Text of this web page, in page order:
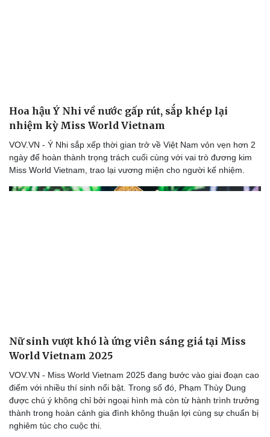
Hoa hậu Ý Nhi về nước gấp rút, sắp khép lại
nhiệm kỳ Miss World Vietnam
VOV.VN - Ý Nhi sắp xếp thời gian trở về Việt Nam vỏn vẹn hơn 2
ngày để hoàn thành trọng trách cuối cùng với vai trò đương kim
Miss World Vietnam, trao lại vương miện cho người kế nhiệm.
Nữ sinh vượt khó là ứng viên sáng giá tại Miss
World Vietnam 2025
VOV.VN - Miss World Vietnam 2025 đang bước vào giai đoạn cao
điểm với nhiều thí sinh nổi bật. Trong số đó, Phạm Thùy Dung
được chú ý không chỉ bởi ngoại hình mà còn từ hành trình trưởng
thành trong hoàn cảnh gia đình không thuận lợi cùng sự chuẩn bị
nghiêm túc cho cuộc thi.